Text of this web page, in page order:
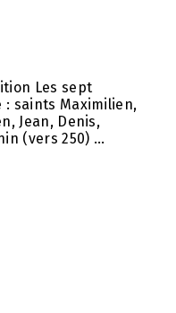
Les sept
: saints Maximilien,
Jean, Denis,
(vers 250) ...